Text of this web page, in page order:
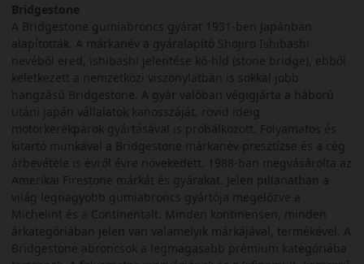
Bridgestone
A Bridgestone gumiabroncs gyárat 1931-ben Japánban
alapították. A márkanév a gyáralapító Shojiro Ishibashi
nevéből ered, ishibashi jelentése kő-híd (stone bridge), ebből
keletkezett a nemzetközi viszonylatban is sokkal jobb
hangzású Bridgestone. A gyár valóban végigjárta a háború
utáni japán vállalatok kanosszáját, rövid ideig
motorkerékpárok gyártásával is próbálkozott. Folyamatos és
kitartó munkával a Bridgestone márkanév presztízse és a cég
árbevétele is évről évre növekedett. 1988-ban megvásárolta az
Amerikai Firestone márkát és gyárakat. Jelen pillanatban a
világ legnagyobb gumiabroncs gyártója megelőzve a
Michelint és a Continentalt. Minden kontinensen, minden
árkategóriában jelen van valamelyik márkájával, termékével. A
Bridgestone abroncsok a legmagasabb prémium kategóriába